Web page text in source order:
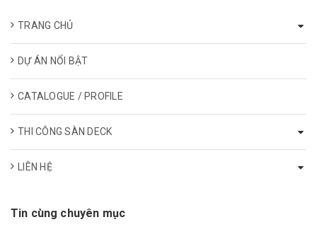
TRANG CHỦ
DỰ ÁN NỔI BẬT
CATALOGUE / PROFILE
THI CÔNG SÀN DECK
LIÊN HỆ
Tin cùng chuyên mục